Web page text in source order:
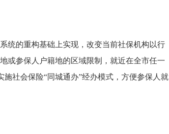
统的重构基础上实现，改变当前社保机构以行
或参保人户籍地的区域限制，就近在全市任一
社会保险“同城通办”经办模式，方便参保人就